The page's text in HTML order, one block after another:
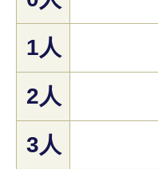
1人
2人
3人